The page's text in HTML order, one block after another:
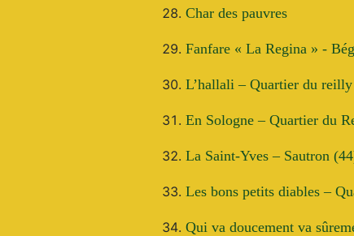
Char des pauvres
Fanfare « La Regina » -
L’hallali – Quartier du reilly
En Sologne – Quartier du
La Saint-Yves – Sautron
Les bons petits diables –
Qui va doucement va